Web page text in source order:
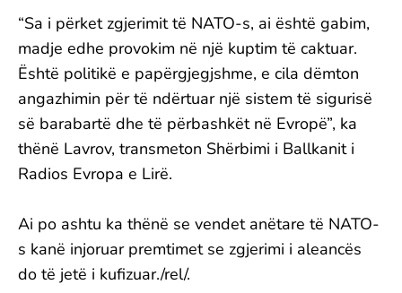
“Sa i përket zgjerimit të NATO-s, ai është gabim,
madje edhe provokim në një kuptim të caktuar.
Është politikë e papërgjegjshme, e cila dëmton
angazhimin për të ndërtuar një sistem të sigurisë
së barabartë dhe të përbashkët në Evropë”, ka
thënë Lavrov, transmeton Shërbimi i Ballkanit i
Radios Evropa e Lirë.
Ai po ashtu ka thënë se vendet anëtare të NATO-
s kanë injoruar premtimet se zgjerimi i aleancës
do të jetë i kufizuar./rel/.